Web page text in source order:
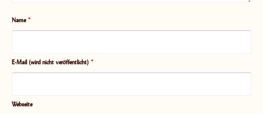
Name *
E-Mail (wird nicht veröffentlicht) *
Webseite